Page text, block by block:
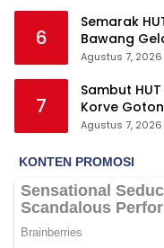
6
Semarak
Bawang
Agustus 7, 2026
7
Sambut
Korve
Serentak
Agustus 7, 2026